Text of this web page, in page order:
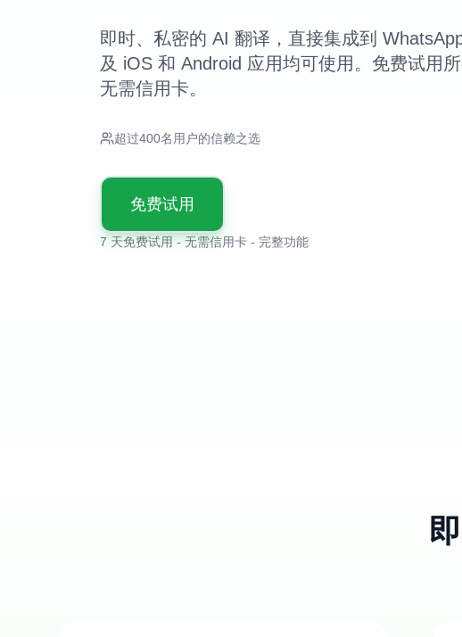
即时、私密的 AI 翻译，直接集成到
及 iOS 和 Android 应用均可使用。免费试用
无需信用卡。
超过400名用户的信赖之选
免费试用
7 天免费试用 - 无需信用卡 - 完整功能